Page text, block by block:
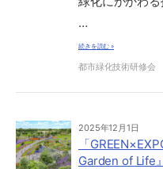
…
続きを読む »
都市緑化技術研修会
2025年12月1日
「
Garden of Life